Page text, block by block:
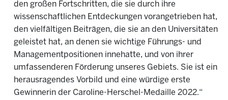
den großen Fortschritten, die sie durch ihre
wissenschaftlichen Entdeckungen vorangetrieben hat,
den vielfältigen Beiträgen, die sie an den Universitäten
geleistet hat, an denen sie wichtige Führungs- und
Managementpositionen innehatte, und von ihrer
umfassenderen Förderung unseres Gebiets. Sie ist ein
herausragendes Vorbild und eine würdige erste
Gewinnerin der Caroline-Herschel-Medaille 2022.“